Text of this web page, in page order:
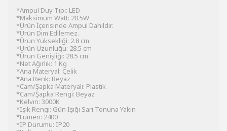
*Ampul Duy Tipi: LED
*Maksimum Watt: 20.5W
*Ürün İçerisinde Ampul Dahildir.
*Ürün Dim Edilemez.
*Ürün Yüksekliği: 2.8 cm
*Ürün Uzunluğu: 28.5 cm
*Ürün Genişliği: 28.5 cm
*Net Ağırlık: 1 Kg
*Ana Materyal: Çelik
*Ana Renk: Beyaz
*Cam/Şapka Materyali: Plastik
*Cam/Şapka Rengi: Beyaz
*Kelvın: 3000K
*Işık Rengi: Gün Işığı Sarı Tonuna Yakın
*Lümen: 2400
*IP Durumu: IP20